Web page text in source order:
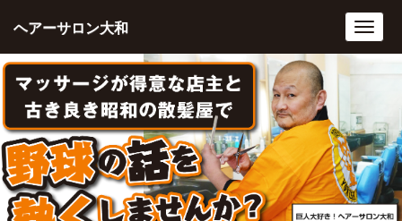
ヘアーサロン大和